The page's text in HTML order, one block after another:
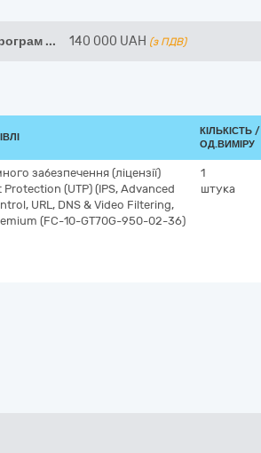
... 140 000 UAH (з ПДВ)
КІЛЬКІСТЬ /
ОД.ВИМІРУ
забезпечення (ліцензії)
(UTP) (IPS, Advanced
URL, DNS & Video Filtering,
(FC-10-GT70G-950-02-36)
1
штука